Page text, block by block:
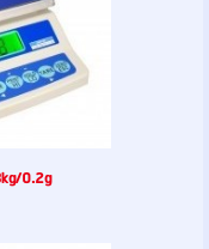
0.2g